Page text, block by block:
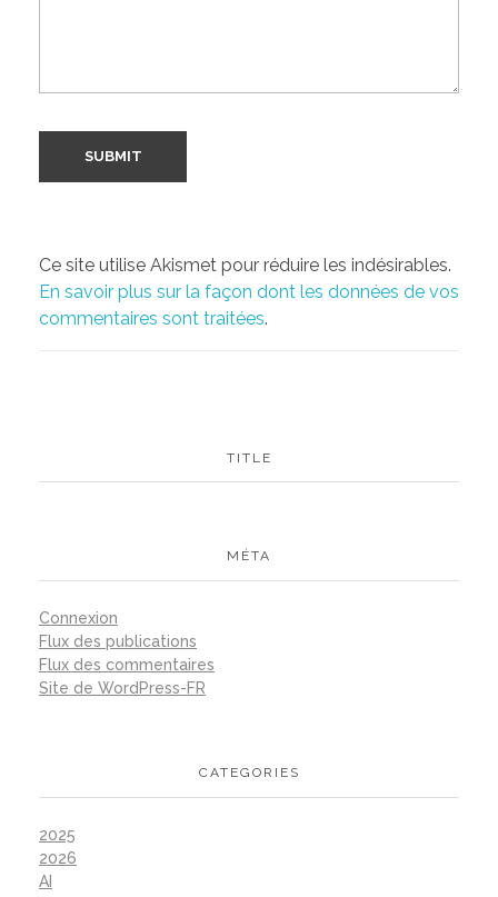
Ce site utilise Akismet pour réduire les indésirables.
En savoir plus sur la façon dont les données de vos
commentaires sont traitées.
TITLE
MÉTA
Connexion
Flux des publications
Flux des commentaires
Site de WordPress-FR
CATEGORIES
2025
2026
AI